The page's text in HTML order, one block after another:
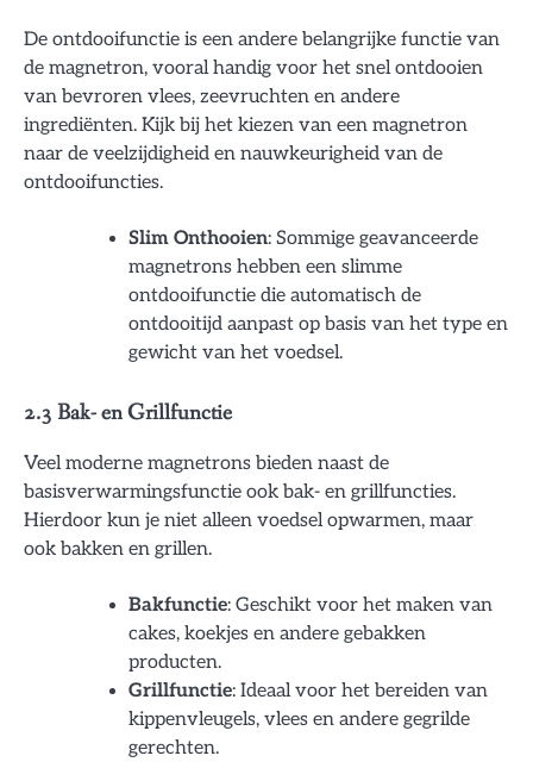
De ontdooifunctie is een andere belangrijke functie van
de magnetron, vooral handig voor het snel ontdooien
van bevroren vlees, zeevruchten en andere
ingrediënten. Kijk bij het kiezen van een magnetron
naar de veelzijdigheid en nauwkeurigheid van de
ontdooifuncties.
Slim Onthooien: Sommige geavanceerde
magnetrons hebben een slimme
ontdooifunctie die automatisch de
ontdooitijd aanpast op basis van het type en
gewicht van het voedsel.
2.3 Bak- en Grillfunctie
Veel moderne magnetrons bieden naast de
basisverwarmingsfunctie ook bak- en grillfuncties.
Hierdoor kun je niet alleen voedsel opwarmen, maar
ook bakken en grillen.
Bakfunctie: Geschikt voor het maken van
cakes, koekjes en andere gebakken
producten.
Grillfunctie: Ideaal voor het bereiden van
kippenvleugels, vlees en andere gegrilde
gerechten.